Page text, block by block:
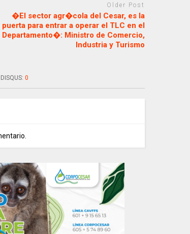
Older Post
�El sector agr�cola del Cesar, es la
puerta para entrar a operar el TLC en el
Departamento�: Ministro de Comercio,
Industria y Turismo
DISQUS: 0